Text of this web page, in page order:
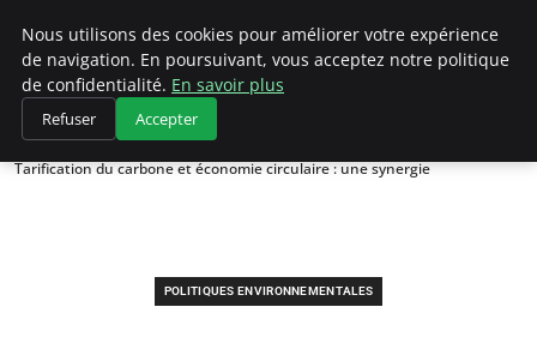
Climategatecountryclub.com
Accueil
Politiques environnementales
Tarification du carbone et économie circulaire : une synergie
POLITIQUES ENVIRONNEMENTALES
Nous utilisons des cookies pour améliorer votre expérience
de navigation. En poursuivant, vous acceptez notre politique
de confidentialité. En savoir plus
Refuser Accepter